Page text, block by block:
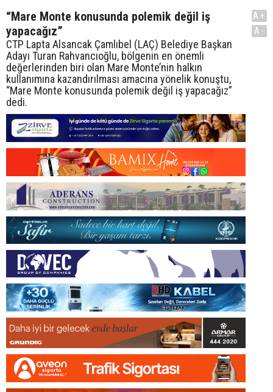
“Mare Monte konusunda polemik değil iş
yapacağız”
CTP Lapta Alsancak Çamlıbel (LAÇ) Belediye Başkan
Adayı Turan Rahvancıoğlu, bölgenin en önemli
değerlerinden biri olan Mare Monte’nin halkın
kullanımına kazandırılması amacına yönelik konuştu,
“Mare Monte konusunda polemik değil iş yapacağız”
dedi.
A+
A-